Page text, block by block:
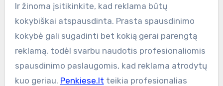
Ir žinoma įsitikinkite, kad reklama būtų
kokybiškai atspausdinta. Prasta spausdinimo
kokybė gali sugadinti bet kokią gerai parengtą
reklamą, todėl svarbu naudotis profesionaliomis
spausdinimo paslaugomis, kad reklama atrodytų
kuo geriau. Penkiese.lt teikia profesionalias